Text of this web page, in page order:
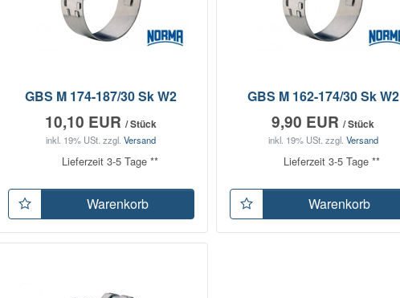
GBS M 174-187/30 Sk W2
10,10 EUR/ Stück
inkl. 19% USt. zzgl.Versand
Lieferzeit 3-5 Tage **
Warenkorb
GBS M 162-174/30 Sk W2
9,90 EUR/ Stück
inkl. 19% USt. zzgl. Versand
Lieferzeit 3-5 Tage **
Warenkorb